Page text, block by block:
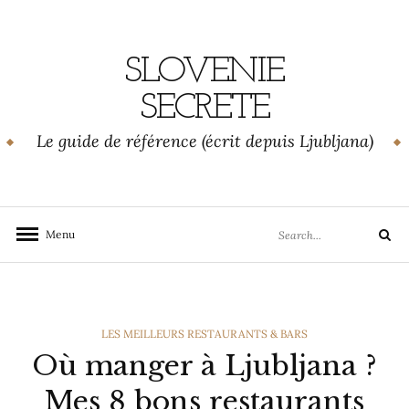
SLOVENIE
SECRETE
Le guide de référence (écrit depuis Ljubljana)
Menu
for:
Search
CATEGORIES
LES MEILLEURS RESTAURANTS & BARS
Où manger à Ljubljana ?
Mes 8 bons restaurants